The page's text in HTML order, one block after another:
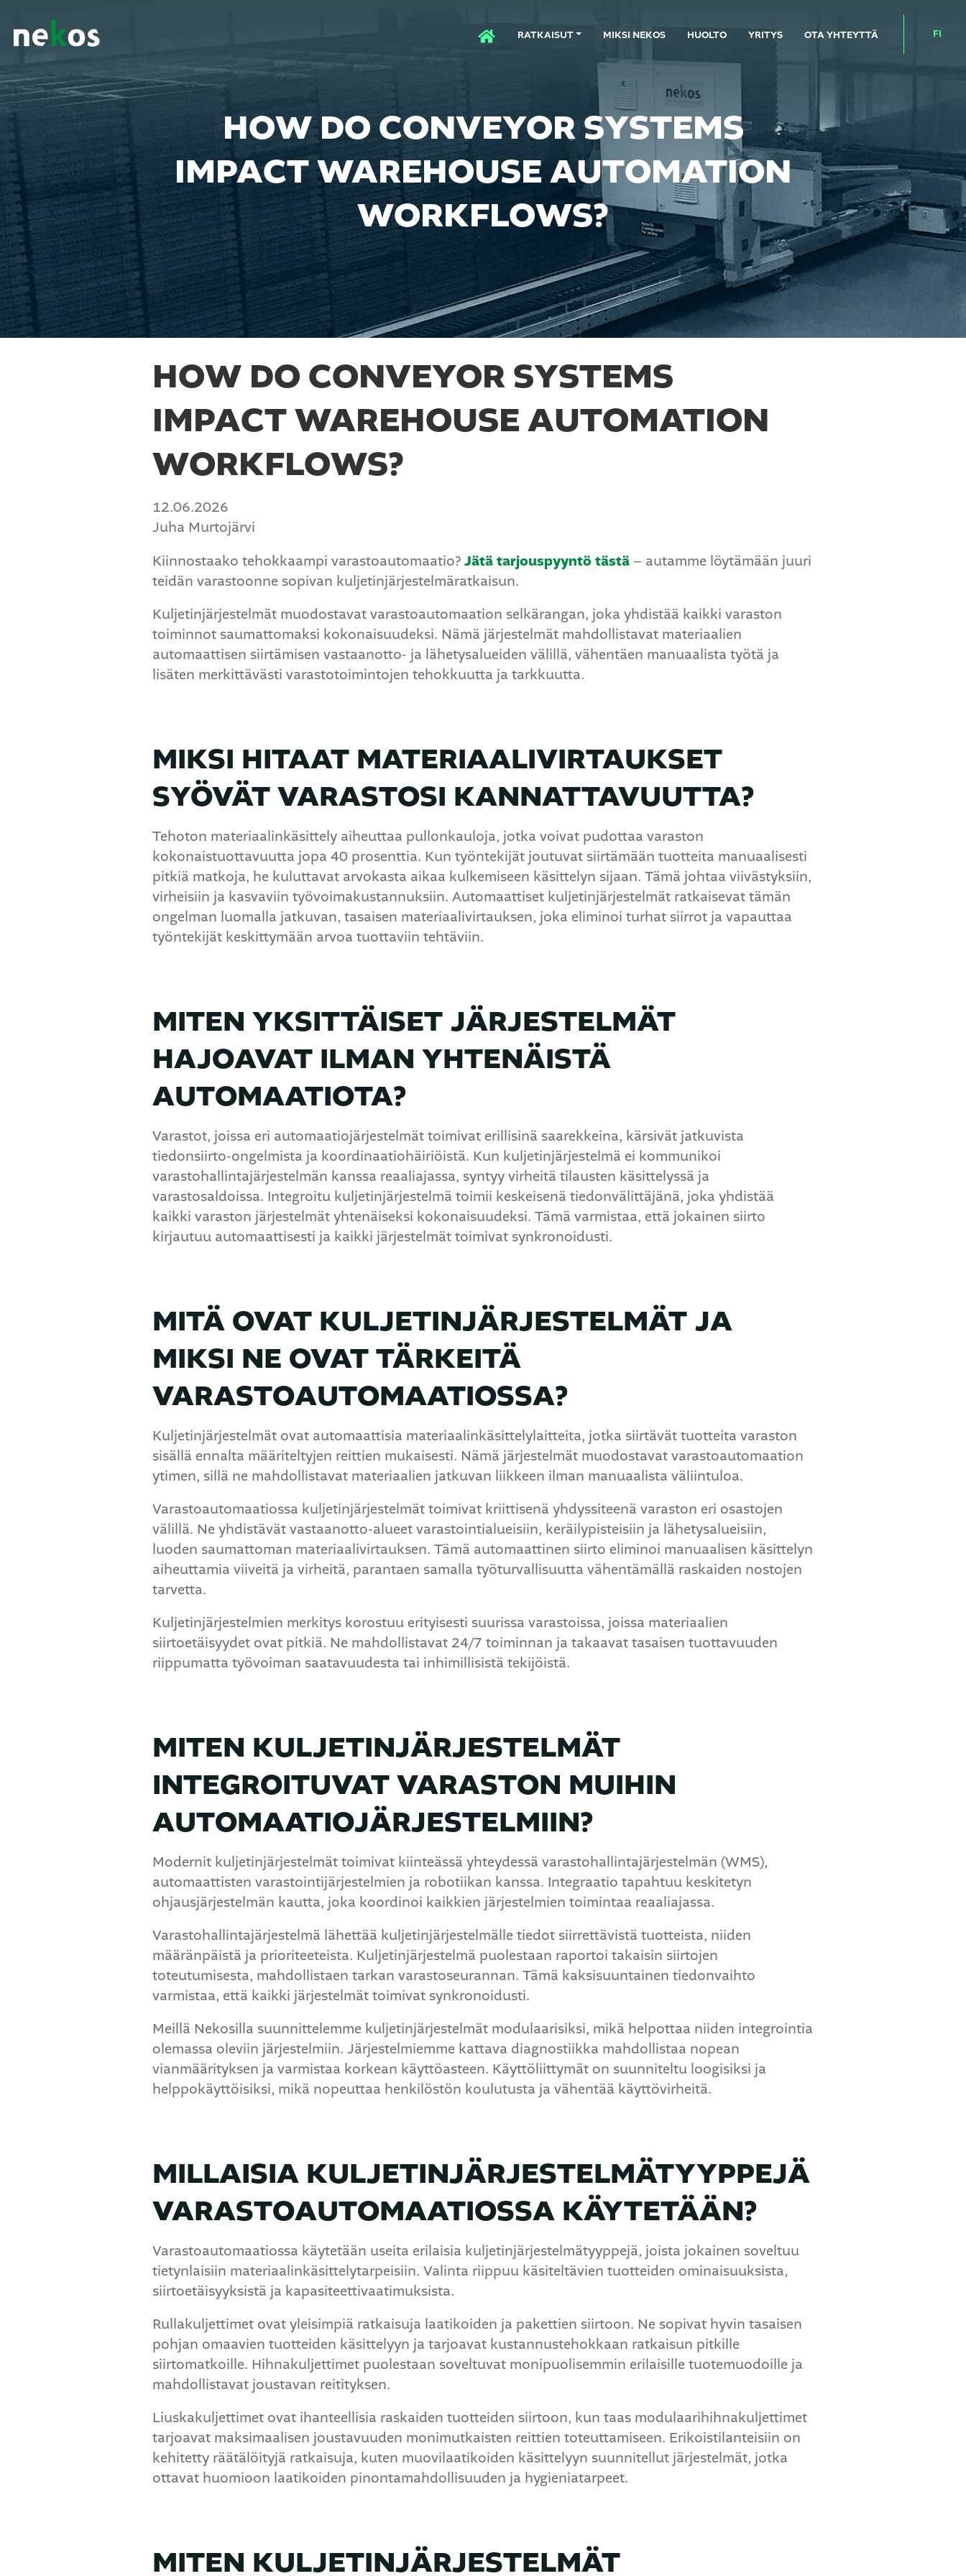
ETUSIVU
RATKAISUT MIKSI NEKOS HUOLTO YRITYS OTA YHTEYTTÄ FI
HOW DO CONVEYOR SYSTEMS
IMPACT WAREHOUSE AUTOMATION
WORKFLOWS?
HOW DO CONVEYOR SYSTEMS
IMPACT WAREHOUSE AUTOMATION
WORKFLOWS?
12.06.2026
Juha Murtojärvi
Kiinnostaako tehokkaampi varastoautomaatio?Jätä tarjouspyyntö tästä – autamme löytämään juuri
teidän varastoonne sopivan kuljetinjärjestelmäratkaisun.
Kuljetinjärjestelmät muodostavat varastoautomaation selkärangan, joka yhdistää kaikki varaston
toiminnot saumattomaksi kokonaisuudeksi. Nämä järjestelmät mahdollistavat materiaalien
automaattisen siirtämisen vastaanotto- ja lähetysalueiden välillä, vähentäen manuaalista työtä ja
lisäten merkittävästi varastotoimintojen tehokkuutta ja tarkkuutta.
MIKSI HITAAT MATERIAALIVIRTAUKSET
SYÖVÄT VARASTOSI KANNATTAVUUTTA?
Tehoton materiaalinkäsittely aiheuttaa pullonkauloja, jotka voivat pudottaa varaston
kokonaistuottavuutta jopa 40 prosenttia. Kun työntekijät joutuvat siirtämään tuotteita manuaalisesti
pitkiä matkoja, he kuluttavat arvokasta aikaa kulkemiseen käsittelyn sijaan. Tämä johtaa viivästyksiin,
virheisiin ja kasvaviin työvoimakustannuksiin. Automaattiset kuljetinjärjestelmät ratkaisevat tämän
ongelman luomalla jatkuvan, tasaisen materiaalivirtauksen, joka eliminoi turhat siirrot ja vapauttaa
työntekijät keskittymään arvoa tuottaviin tehtäviin.
MITEN YKSITTÄISET JÄRJESTELMÄT
HAJOAVAT ILMAN YHTENÄISTÄ
AUTOMAATIOTA?
Varastot, joissa eri automaatiojärjestelmät toimivat erillisinä saarekkeina, kärsivät jatkuvista
tiedonsiirto-ongelmista ja koordinaatiohäiriöistä. Kun kuljetinjärjestelmä ei kommunikoi
varastohallintajärjestelmän kanssa reaaliajassa, syntyy virheitä tilausten käsittelyssä ja
varastosaldoissa. Integroitu kuljetinjärjestelmä toimii keskeisenä tiedonvälittäjänä, joka yhdistää
kaikki varaston järjestelmät yhtenäiseksi kokonaisuudeksi. Tämä varmistaa, että jokainen siirto
kirjautuu automaattisesti ja kaikki järjestelmät toimivat synkronoidusti.
MITÄ OVAT KULJETINJÄRJESTELMÄT JA
MIKSI NE OVAT TÄRKEITÄ
VARASTOAUTOMAATIOSSA?
Kuljetinjärjestelmät ovat automaattisia materiaalinkäsittelylaitteita, jotka siirtävät tuotteita varaston
sisällä ennalta määriteltyjen reittien mukaisesti. Nämä järjestelmät muodostavat varastoautomaation
ytimen, sillä ne mahdollistavat materiaalien jatkuvan liikkeen ilman manuaalista väliintuloa.
Varastoautomaatiossa kuljetinjärjestelmät toimivat kriittisenä yhdyssiteenä varaston eri osastojen
välillä. Ne yhdistävät vastaanotto-alueet varastointialueisiin, keräilypisteisiin ja lähetysalueisiin,
luoden saumattoman materiaalivirtauksen. Tämä automaattinen siirto eliminoi manuaalisen käsittelyn
aiheuttamia viiveitä ja virheitä, parantaen samalla työturvallisuutta vähentämällä raskaiden nostojen
tarvetta.
Kuljetinjärjestelmien merkitys korostuu erityisesti suurissa varastoissa, joissa materiaalien
siirtoetäisyydet ovat pitkiä. Ne mahdollistavat 24/7 toiminnan ja takaavat tasaisen tuottavuuden
riippumatta työvoiman saatavuudesta tai inhimillisistä tekijöistä.
MITEN KULJETINJÄRJESTELMÄT
INTEGROITUVAT VARASTON MUIHIN
AUTOMAATIOJÄRJESTELMIIN?
Modernit kuljetinjärjestelmät toimivat kiinteässä yhteydessä varastohallintajärjestelmän (WMS),
automaattisten varastointijärjestelmien ja robotiikan kanssa. Integraatio tapahtuu keskitetyn
ohjausjärjestelmän kautta, joka koordinoi kaikkien järjestelmien toimintaa reaaliajassa.
Varastohallintajärjestelmä lähettää kuljetinjärjestelmälle tiedot siirrettävistä tuotteista, niiden
määränpäistä ja prioriteeteista. Kuljetinjärjestelmä puolestaan raportoi takaisin siirtojen
toteutumisesta, mahdollistaen tarkan varastoseurannan. Tämä kaksisuuntainen tiedonvaihto
varmistaa, että kaikki järjestelmät toimivat synkronoidusti.
Meillä Nekosilla suunnittelemme kuljetinjärjestelmät modulaarisiksi, mikä helpottaa niiden integrointia
olemassa oleviin järjestelmiin. Järjestelmiemme kattava diagnostiikka mahdollistaa nopean
vianmäärityksen ja varmistaa korkean käyttöasteen. Käyttöliittymät on suunniteltu loogisiksi ja
helppokäyttöisiksi, mikä nopeuttaa henkilöstön koulutusta ja vähentää käyttövirheitä.
MILLAISIA KULJETINJÄRJESTELMÄTYYPPEJÄ
VARASTOAUTOMAATIOSSA KÄYTETÄÄN?
Varastoautomaatiossa käytetään useita erilaisia kuljetinjärjestelmätyyppejä, joista jokainen soveltuu
tietynlaisiin materiaalinkäsittelytarpeisiin. Valinta riippuu käsiteltävien tuotteiden ominaisuuksista,
siirtoetäisyyksistä ja kapasiteettivaatimuksista.
Rullakuljettimet ovat yleisimpiä ratkaisuja laatikoiden ja pakettien siirtoon. Ne sopivat hyvin tasaisen
pohjan omaavien tuotteiden käsittelyyn ja tarjoavat kustannustehokkaan ratkaisun pitkille
siirtomatkoille. Hihnakuljettimet puolestaan soveltuvat monipuolisemmin erilaisille tuotemuodoille ja
mahdollistavat joustavan reitityksen.
Liuskakuljettimet ovat ihanteellisia raskaiden tuotteiden siirtoon, kun taas modulaarihihnakuljettimet
tarjoavat maksimaalisen joustavuuden monimutkaisten reittien toteuttamiseen. Erikoistilanteisiin on
kehitetty räätälöityjä ratkaisuja, kuten muovilaatikoiden käsittelyyn suunnitellut järjestelmät, jotka
ottavat huomioon laatikoiden pinontamahdollisuuden ja hygieniatarpeet.
MITEN KULJETINJÄRJESTELMÄT